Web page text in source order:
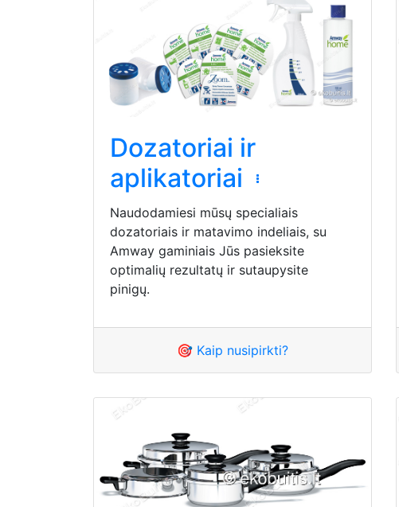
Dozatoriai ir
aplikatoriai
Naudodamiesi mūsų specialiais
dozatoriais ir matavimo indeliais, su
Amway gaminiais Jūs pasieksite
optimalių rezultatų ir sutaupysite
pinigų.
🎯 Kaip nusipirkti?